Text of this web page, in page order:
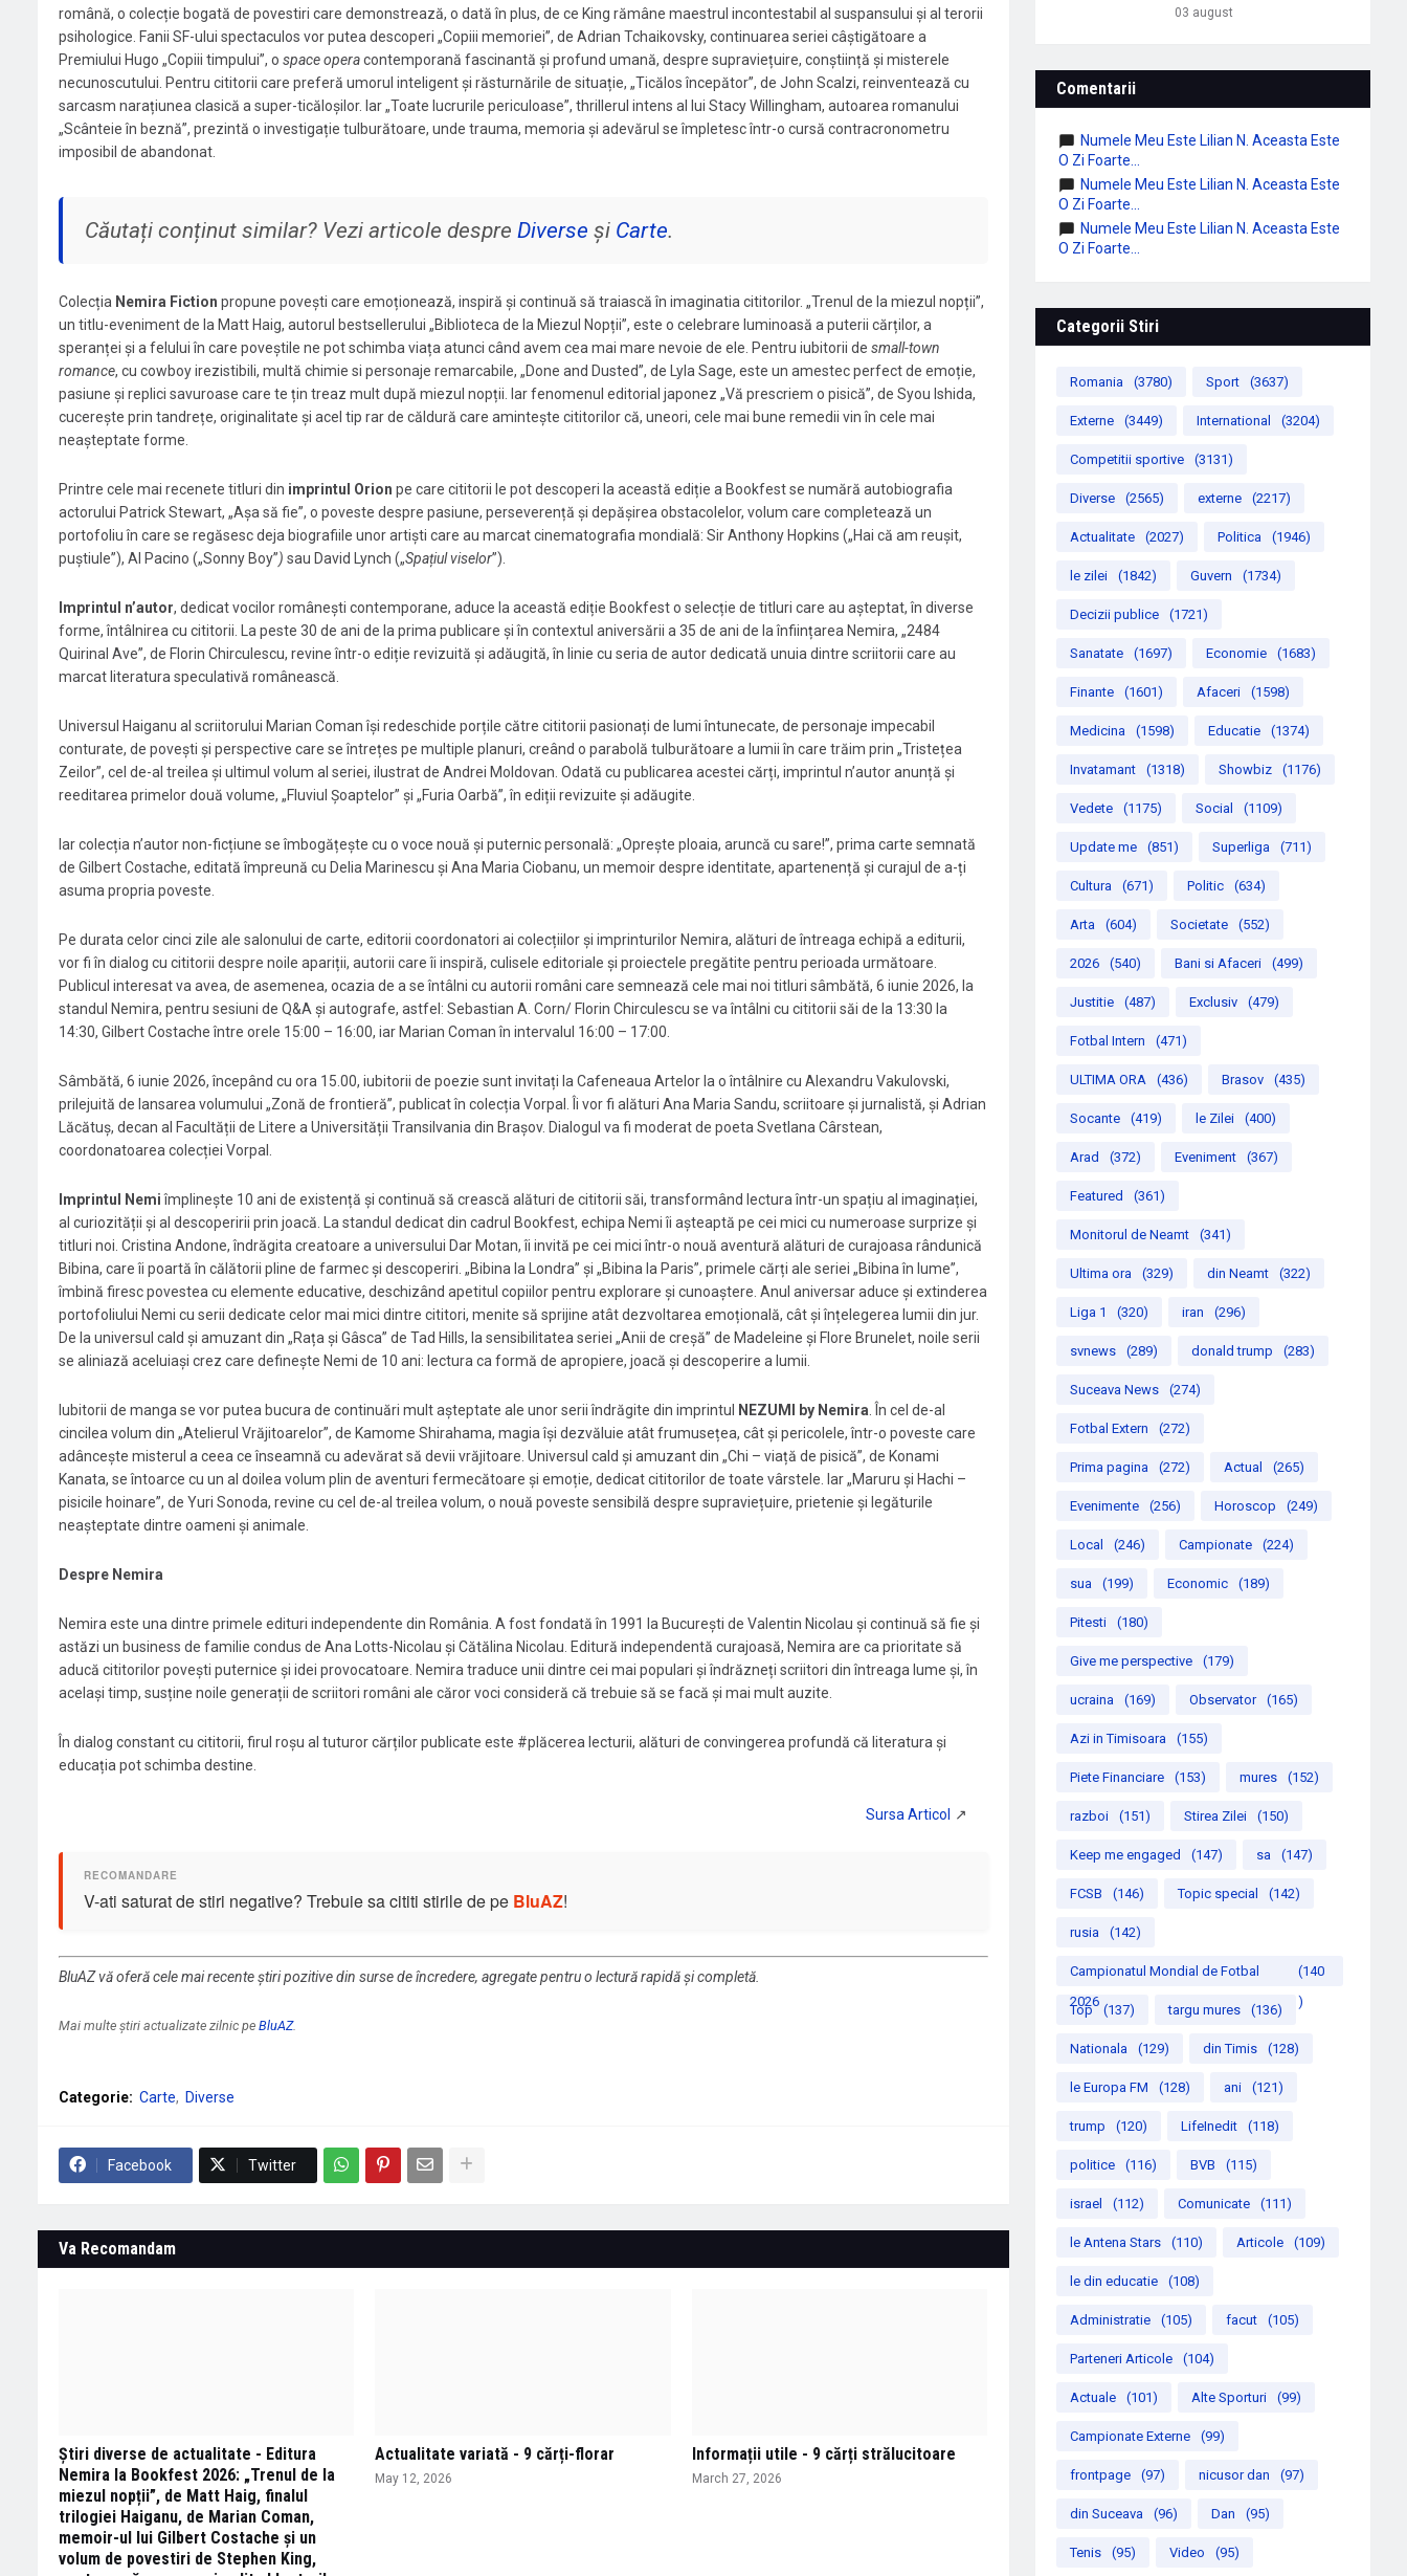
română, o colecție bogată de povestiri care demonstrează, o dată în plus, de ce King rămâne maestrul incontestabil al suspansului și al terorii
psihologice. Fanii SF-ului spectaculos vor putea descoperi „Copiii memoriei”, de Adrian Tchaikovsky, continuarea seriei câștigătoare a
Premiului Hugo „Copiii timpului”, o space operacontemporană fascinantă și profund umană, despre supraviețuire, conștiință și misterele
necunoscutului. Pentru cititorii care preferă umorul inteligent și răsturnările de situație, „Ticălos începător”, de John Scalzi, reinventează cu
sarcasm narațiunea clasică a super-ticăloșilor. Iar „Toate lucrurile periculoase”, thrillerul intens al lui Stacy Willingham, autoarea romanului
„Scânteie în beznă”, prezintă o investigație tulburătoare, unde trauma, memoria și adevărul se împletesc într-o cursă contracronometru
imposibil de abandonat.
Căutați conținut similar? Vezi articole despre Diverse și Carte.
Colecția Nemira Fiction propune povești care emoționează, inspiră și continuă să traiască în imaginatia cititorilor. „Trenul de la miezul nopții”,
un titlu-eveniment de la Matt Haig, autorul bestsellerului „Biblioteca de la Miezul Nopții”, este o celebrare luminoasă a puterii cărților, a
speranței și a felului în care poveștile ne pot schimba viața atunci când avem cea mai mare nevoie de ele. Pentru iubitorii de small-town
romance, cu cowboy irezistibili, multă chimie si personaje remarcabile, „Done and Dusted”, de Lyla Sage, este un amestec perfect de emoție,
pasiune și replici savuroase care te țin treaz mult după miezul nopții. Iar fenomenul editorial japonez „Vă prescriem o pisică”, de Syou Ishida,
cucerește prin tandrețe, originalitate și acel tip rar de căldură care amintește cititorilor că, uneori, cele mai bune remedii vin în cele mai
neașteptate forme.
Printre cele mai recenete titluri din imprintul Orion pe care cititorii le pot descoperi la această ediție a Bookfest se numără autobiografia
actorului Patrick Stewart, „Așa să fie”, o poveste despre pasiune, perseverență și depășirea obstacolelor, volum care completează un
portofoliu în care se regăsesc deja biografiile unor artiști care au marcat cinematografia mondială: Sir Anthony Hopkins („Hai că am reușit,
puștiule”), Al Pacino („Sonny Boy”) sau David Lynch („Spațiul viselor”).
Imprintul n’autor, dedicat vocilor românești contemporane, aduce la această ediție Bookfest o selecție de titluri care au așteptat, în diverse
forme, întâlnirea cu cititorii. La peste 30 de ani de la prima publicare și în contextul aniversării a 35 de ani de la înființarea Nemira, „2484
Quirinal Ave”, de Florin Chirculescu, revine într-o ediție revizuită și adăugită, în linie cu seria de autor dedicată unuia dintre scriitorii care au
marcat literatura speculativă românească.
Universul Haiganu al scriitorului Marian Coman își redeschide porțile către cititorii pasionați de lumi întunecate, de personaje impecabil
conturate, de povești şi perspective care se întrețes pe multiple planuri, creând o parabolă tulburătoare a lumii în care trăim prin „Tristețea
Zeilor”, cel de-al treilea și ultimul volum al seriei, ilustrat de Andrei Moldovan. Odată cu publicarea acestei cărți, imprintul n’autor anunță și
reeditarea primelor două volume, „Fluviul Șoaptelor” și „Furia Oarbă”, în ediții revizuite și adăugite.
Iar colecția n’autor non-ficțiune se îmbogățește cu o voce nouă și puternic personală: „Oprește ploaia, aruncă cu sare!”, prima carte semnată
de Gilbert Costache, editată împreună cu Delia Marinescu și Ana Maria Ciobanu, un memoir despre identitate, apartenență și curajul de a-ți
asuma propria poveste.
Pe durata celor cinci zile ale salonului de carte, editorii coordonatori ai colecțiilor și imprinturilor Nemira, alături de întreaga echipă a editurii,
vor fi în dialog cu cititorii despre noile apariții, autorii care îi inspiră, culisele editoriale și proiectele pregătite pentru perioada următoare.
Publicul interesat va avea, de asemenea, ocazia de a se întâlni cu autorii români care semnează cele mai noi titluri sâmbătă, 6 iunie 2026, la
standul Nemira, pentru sesiuni de Q&A și autografe, astfel: Sebastian A. Corn/ Florin Chirculescu se va întâlni cu cititorii săi de la 13:30 la
14:30, Gilbert Costache între orele 15:00 – 16:00, iar Marian Coman în intervalul 16:00 – 17:00.
Sâmbătă, 6 iunie 2026, începând cu ora 15.00, iubitorii de poezie sunt invitați la Cafeneaua Artelor la o întâlnire cu Alexandru Vakulovski,
prilejuită de lansarea volumului „Zonă de frontieră”, publicat în colecția Vorpal. Îi vor fi alături Ana Maria Sandu, scriitoare și jurnalistă, și Adrian
Lăcătuș, decan al Facultății de Litere a Universității Transilvania din Brașov. Dialogul va fi moderat de poeta Svetlana Cârstean,
coordonatoarea colecției Vorpal.
Imprintul Nemiîmplinește 10 ani de existență și continuă să crească alături de cititorii săi, transformând lectura într-un spațiu al imaginației,
al curiozității și al descoperirii prin joacă. La standul dedicat din cadrul Bookfest, echipa Nemi îi așteaptă pe cei mici cu numeroase surprize și
titluri noi. Cristina Andone, îndrăgita creatoare a universului Dar Motan, îi invită pe cei mici într-o nouă aventură alături de curajoasa rândunică
Bibina, care îi poartă în călătorii pline de farmec și descoperiri. „Bibina la Londra” și „Bibina la Paris”, primele cărți ale seriei „Bibina în lume”,
îmbină firesc povestea cu elemente educative, deschizând apetitul copiilor pentru explorare și cunoaștere. Anul aniversar aduce și extinderea
portofoliului Nemi cu serii dedicate celor mai mici dintre cititori, menite să sprijine atât dezvoltarea emoțională, cât și înțelegerea lumii din jur.
De la universul cald și amuzant din „Rața și Gâsca” de Tad Hills, la sensibilitatea seriei „Anii de creșă” de Madeleine și Flore Brunelet, noile serii
se aliniază aceluiași crez care definește Nemi de 10 ani: lectura ca formă de apropiere, joacă și descoperire a lumii.
Iubitorii de manga se vor putea bucura de continuări mult așteptate ale unor serii îndrăgite din imprintul NEZUMI by Nemira . În cel de-al
cincilea volum din „Atelierul Vrăjitoarelor”, de Kamome Shirahama, magia își dezvăluie atât frumusețea, cât și pericolele, într-o poveste care
adânceşte misterul a ceea ce înseamnă cu adevărat să devii vrăjitoare. Universul cald și amuzant din „Chi – viață de pisică”, de Konami
Kanata, se întoarce cu un al doilea volum plin de aventuri fermecătoare și emoție, dedicat cititorilor de toate vârstele. Iar „Maruru și Hachi –
pisicile hoinare”, de Yuri Sonoda, revine cu cel de-al treilea volum, o nouă poveste sensibilă despre supraviețuire, prietenie și legăturile
neașteptate dintre oameni și animale.
Despre Nemira
Nemira este una dintre primele edituri independente din România. A fost fondată în 1991 la București de Valentin Nicolau și continuă să fie și
astăzi un business de familie condus de Ana Lotts-Nicolau și Cătălina Nicolau. Editură independentă curajoasă, Nemira are ca prioritate să
aducă cititorilor povești puternice și idei provocatoare. Nemira traduce unii dintre cei mai populari și îndrăzneți scriitori din întreaga lume și, în
același timp, susține noile generații de scriitori români ale căror voci consideră că trebuie să se facă și mai mult auzite.
În dialog constant cu cititorii, firul roșu al tuturor cărților publicate este #plăcerea lecturii, alături de convingerea profundă că literatura și
educația pot schimba destine.
V-ati saturat de stiri negative? Trebuie sa cititi stirile de pe BluAZ!
BluAZ vă oferă cele mai recente știri pozitive din surse de încredere, agregate pentru o lectură rapidă și completă.
Mai multe știri actualizate zilnic pe BluAZ.
Categorie: Carte Diverse
Facebook Twitter
Va Recomandam
Știri diverse de actualitate - Editura
Nemira la Bookfest 2026: „Trenul de la
miezul nopții”, de Matt Haig, finalul
trilogiei Haiganu, de Marian Coman,
memoir-ul lui Gilbert Costache și un
volum de povestiri de Stephen King,
Actualitate variată - 9 cărți-florar
May 12, 2026
Informații utile - 9 cărți strălucitoare
March 27, 2026
03 august
Comentarii
Numele Meu Este Lilian N. Aceasta Este
O Zi Foarte...
Numele Meu Este Lilian N. Aceasta Este
O Zi Foarte...
Numele Meu Este Lilian N. Aceasta Este
O Zi Foarte...
Categorii Stiri
Romania (3780) Sport (3637)
Externe (3449) International (3204)
Competitii sportive (3131)
Diverse (2565) externe (2217)
Actualitate (2027) Politica (1946)
le zilei (1842) Guvern (1734)
Decizii publice (1721)
Sanatate (1697) Economie (1683)
Finante (1601) Afaceri (1598)
Medicina (1598) Educatie (1374)
Invatamant (1318) Showbiz (1176)
Vedete (1175) Social (1109)
Update me (851) Superliga (711)
Cultura (671) Politic (634)
Arta (604) Societate (552)
2026 (540) Bani si Afaceri (499)
Justitie (487) Exclusiv (479)
Fotbal Intern (471)
ULTIMA ORA (436) Brasov (435)
Socante (419) le Zilei (400)
Arad (372) Eveniment (367)
Featured (361)
Monitorul de Neamt (341)
Ultima ora (329) din Neamt (322)
Liga 1 (320) iran (296)
svnews (289) donald trump (283)
Suceava News (274)
Fotbal Extern (272)
Prima pagina (272) Actual (265)
Evenimente (256) Horoscop (249)
Local (246) Campionate (224)
sua (199) Economic (189)
Pitesti (180)
Give me perspective (179)
ucraina (169) Observator (165)
Azi in Timisoara (155)
Piete Financiare (153) mures (152)
razboi (151) Stirea Zilei (150)
Keep me engaged (147) sa (147)
FCSB (146) Topic special (142)
rusia (142)
Campionatul Mondial de Fotbal
2026
(140
)
Top (137) targu mures (136)
Nationala (129) din Timis (128)
le Europa FM (128) ani (121)
trump (120) LifeInedit (118)
politice (116) BVB (115)
israel (112) Comunicate (111)
le Antena Stars (110) Articole (109)
le din educatie (108)
Administratie (105) facut (105)
Parteneri Articole (104)
Actuale (101) Alte Sporturi (99)
Campionate Externe (99)
frontpage (97) nicusor dan (97)
din Suceava (96) Dan (95)
Tenis (95) Video (95)